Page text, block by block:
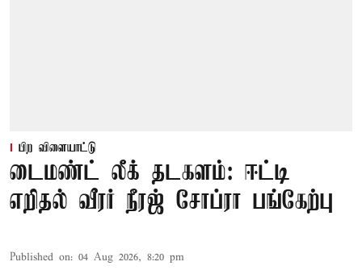
பிற விளையாட்டு
டைமண்ட் லீக் தடகளம்: ஈட்டி
எறிதல் வீரர் நீரஜ் சோப்ரா பங்கேற்பு
Published on: 04 Aug 2026, 8:20 pm